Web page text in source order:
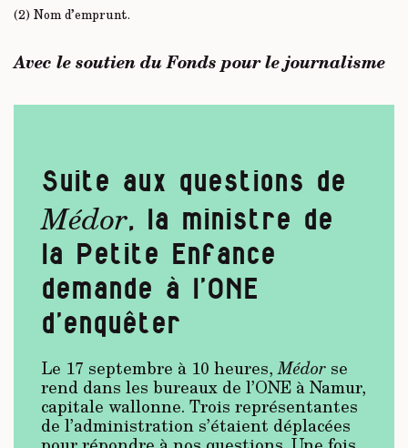
(2) Nom d’emprunt.
Avec le soutien du Fonds pour le journalisme
Suite aux questions de
Médor, la ministre de
la Petite Enfance
demande à l’ONE
d’enquêter
Le 17 septembre à 10 heures,Médor se
rend dans les bureaux de l’ONE à Namur,
capitale wallonne. Trois représentantes
de l’administration s’étaient déplacées